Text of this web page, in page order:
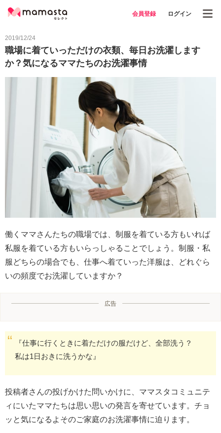
会員登録 ログイン
2019/12/24
職場に着ていっただけの衣類、毎日お洗濯します
か？気になるママたちのお洗濯事情
働くママさんたちの職場では、制服を着ている方もいれば
私服を着ている方もいらっしゃることでしょう。制服・私
服どちらの場合でも、仕事へ着ていった洋服は、どれぐら
いの頻度でお洗濯していますか？
広告
『仕事に行くときに着ただけの服だけど、全部洗う？
私は1日おきに洗うかな』
投稿者さんの投げかけた問いかけに、ママスタコミュニテ
ィにいたママたちは思い思いの発言を寄せています。チョ
ッと気になるよそのご家庭のお洗濯事情に迫ります。